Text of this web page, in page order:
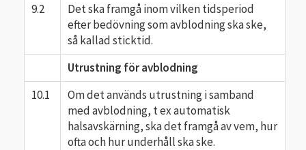
9.2
Det ska framgå inom vilken tidsperiod
efter bedövning som avblodning ska ske,
så kallad sticktid.
Utrustning för avblodning
10.1
Om det används utrustning i samband
med avblodning, t ex automatisk
halsavskärning, ska det framgå av vem, hur
ofta och hur underhåll ska ske.